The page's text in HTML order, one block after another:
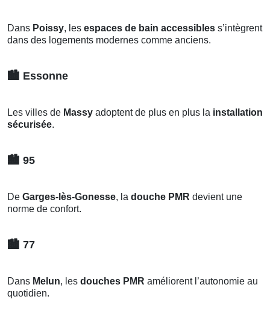
Dans Poissy, les espaces de bain accessibles s’intègrent
dans des logements modernes comme anciens.
🏙️ Essonne
Les villes de Massy adoptent de plus en plus la installation
sécurisée.
🏙️ 95
De Garges-lès-Gonesse, la douche PMR devient une
norme de confort.
🏙️ 77
Dans Melun, les douches PMR améliorent l’autonomie au
quotidien.